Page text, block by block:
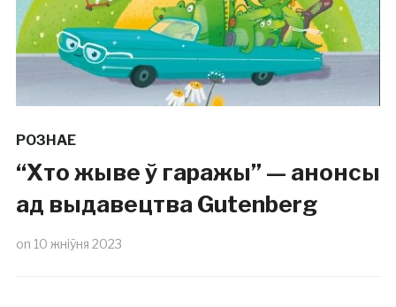
РОЗНАЕ
“Хто жыве ў гаражы” — анонсы
ад выдавецтва Gutenberg
on 10 жніўня 2023